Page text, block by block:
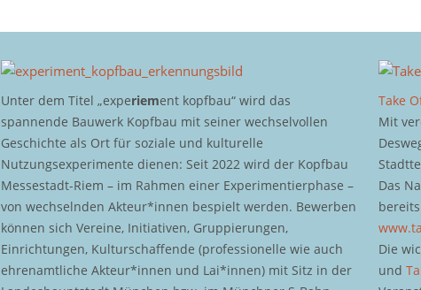
Unter dem Titel „experiement kopfbau“ wird das
spannende Bauwerk Kopfbau mit seiner wechselvollen
Geschichte als Ort für soziale und kulturelle
Nutzungsexperimente dienen: Seit 2022 wird der Kopfbau
Messestadt-Riem – im Rahmen einer Experimentierphase –
von wechselnden Akteur*innen bespielt werden. Bewerben
können sich Vereine, Initiativen, Gruppierungen,
Einrichtungen, Kulturschaffende (professionelle wie auch
ehrenamtliche Akteur*innen und Lai*innen) mit Sitz in der
Take
Mit
Das
Die
und